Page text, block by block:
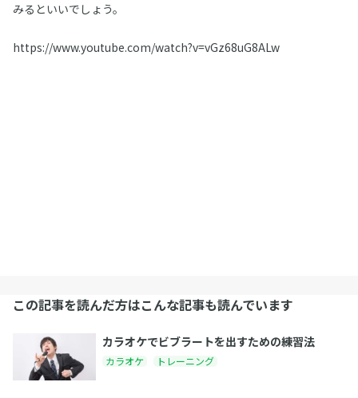
みるといいでしょう。
https://www.youtube.com/watch?v=vGz68uG8ALw
この記事を読んだ方はこんな記事も読んでいます
カラオケでビブラートを出すための練習法
カラオケ トレーニング